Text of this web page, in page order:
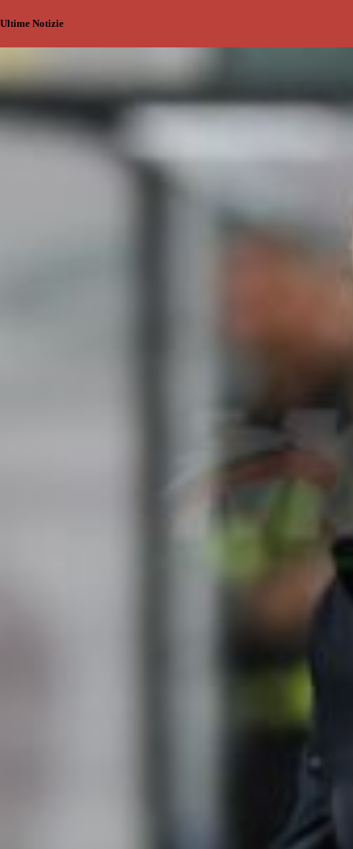
Ultime Notizie